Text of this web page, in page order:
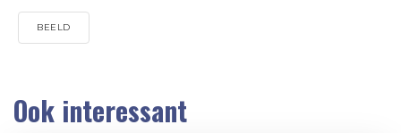
BEELD
Ook interessant